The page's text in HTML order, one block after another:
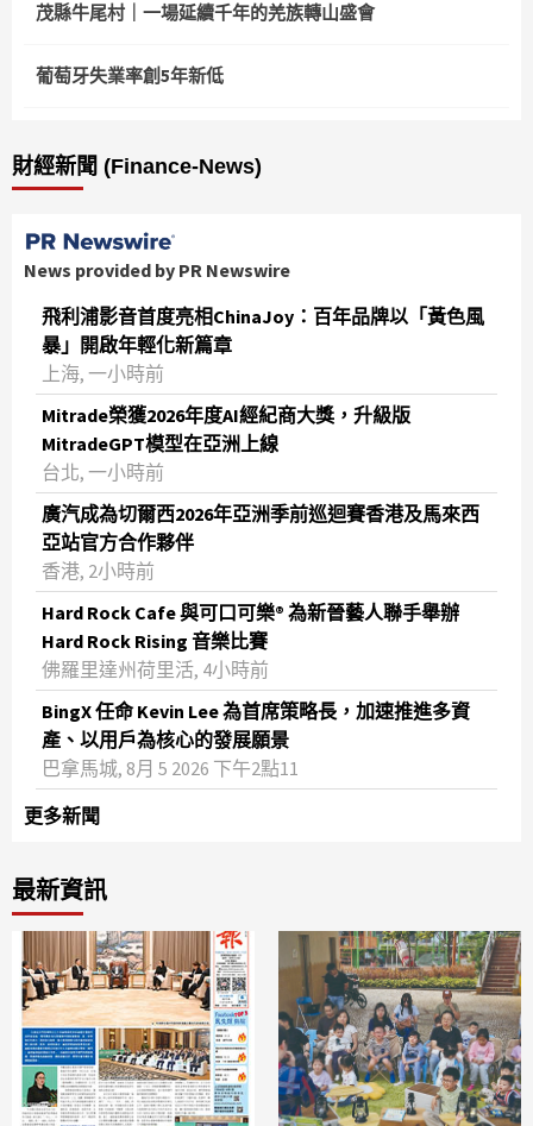
茂縣牛尾村｜一場延續千年的羌族轉山盛會
葡萄牙失業率創5年新低
財經新聞 (Finance-News)
News provided by PR Newswire
飛利浦影音首度亮相ChinaJoy：百年品牌以「黃色風
暴」開啟年輕化新篇章
上海, 一小時前
Mitrade榮獲2026年度AI經紀商大獎，升級版
MitradeGPT模型在亞洲上線
台北, 一小時前
廣汽成為切爾西2026年亞洲季前巡迴賽香港及馬來西
亞站官方合作夥伴
香港, 2小時前
Hard Rock Cafe 與可口可樂® 為新晉藝人聯手舉辦
Hard Rock Rising 音樂比賽
佛羅里達州荷里活, 4小時前
BingX 任命 Kevin Lee 為首席策略長，加速推進多資
產、以用戶為核心的發展願景
巴拿馬城, 8月 5 2026 下午2點11
更多新聞
最新資訊